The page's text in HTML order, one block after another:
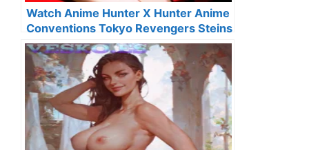
Watch Anime Hunter X Hunter Anime
Conventions Tokyo Revengers Steins
Gate